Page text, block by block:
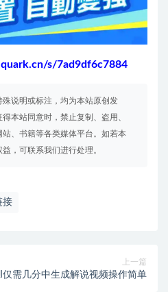
s/7ad9df6c7884
说明或标注，均为本站原创发
本站同意时，禁止复制、盗用、
、书籍等各类媒体平台。如若本
，可联系我们进行处理。
接
上一篇
需几分中生成解说视频操作简单